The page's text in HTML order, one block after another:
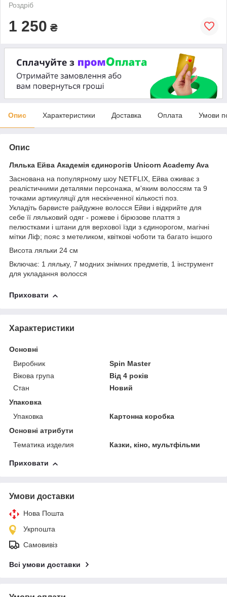
Роздріб
1 250 ₴
Опис Характеристики Доставка Оплата Умови
Опис
Лялька Ейва Академія єдинорогів Unicorn Academy Ava
Заснована на популярному шоу NETFLIX, Ейва оживає з
реалістичними деталями персонажа, м'яким волоссям та 9
точками артикуляції для нескінченної кількості поз.
Укладіть барвисте райдужне волосся Ейви і відкрийте для
себе її ляльковий одяг - рожеве і бірюзове плаття з
пелюстками і штани для верхової їзди з єдинорогом, магічні
мітки Ліф; пояс з метеликом, квіткові чоботи та багато іншого
Висота ляльки 24 см
Включає: 1 ляльку, 7 модних знімних предметів, 1 інструмент
для укладання волосся
Приховати
Характеристики
Основні
Виробник
Spin Master
Вікова група
Від 4 років
Стан
Новий
Упаковка
Упаковка
Картонна коробка
Основні атрибути
Тематика изделия
Казки, кіно, мультфільми
Приховати
Умови доставки
Нова Пошта
Укрпошта
Самовивіз
Всі умови доставки